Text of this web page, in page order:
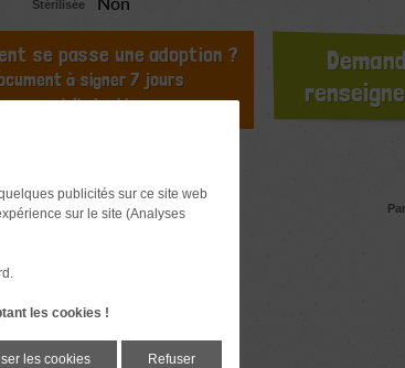
Stérilisée Non
se passe une adoption ?
à signer 7 jours
avant l'adoption
publicités sur ce site web
sur le site (Analyses
les cookies !
les cookies Refuser